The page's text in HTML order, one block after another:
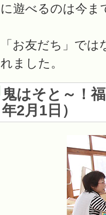
に遊べるのは今ま
「お友だち」で
れました。
鬼はそと～！
年2月1日 ）